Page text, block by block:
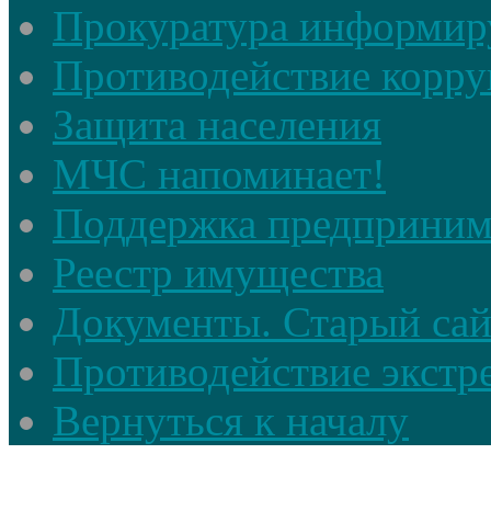
Прокуратура
Противодействие
Защита населения
МЧС напоминает!
Поддержка
Реестр имущества
Документы. Старый
Противодействие
Вернуться к началу